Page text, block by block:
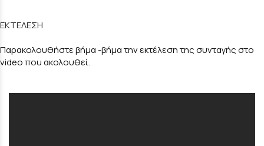
ΕΚΤΕΛΕΣΗ
Παρακολουθήστε βήμα -βήμα την εκτέλεση της συνταγής στο
video που ακολουθεί.